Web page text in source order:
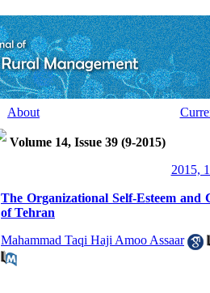
About
Volume 14, Issue 39 (9-2015)
2015,
The Organizational Self-Esteem
of Tehran
Mahammad Taqi Haji Amoo Assaar